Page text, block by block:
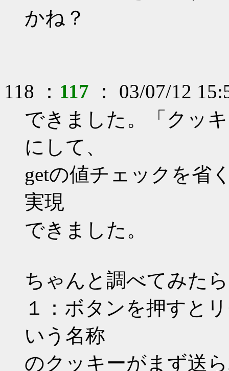
かね？
118 ： 117 ： 03/07/12
できました。「クッ
にして、
getの値チェックを省
実現
できました。
ちゃんと調べてみた
１：ボタンを押すと
いう名称
のクッキーがまず送